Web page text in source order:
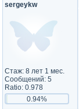
sergeykw
Стаж: 8 лет 1 мес.
Сообщений: 5
Ratio: 0.978
0.94%